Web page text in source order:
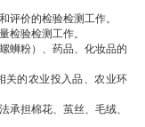
评价的检验检测工作。
检验检测工作。
蛳粉）、药品、化妆品的
关的农业投入品、农业环
承担棉花、茧丝、毛绒、